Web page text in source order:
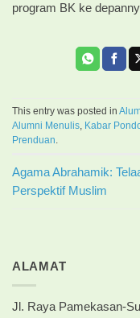
program BK ke
This entry was posted in
Alumni Menulis Kabar
Prenduan
Agama Abrahamik:
Perspektif Muslim
ALAMAT
Jl. Raya Pamekasan-